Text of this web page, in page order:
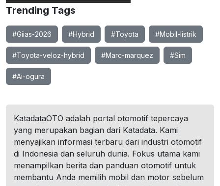
Trending Tags
#Giias-2026 #Hybrid #Toyota #Mobil-listrik
#Toyota-veloz-hybrid #Marc-marquez #Sim
#Ai-ogura
KatadataOTO adalah portal otomotif tepercaya
yang merupakan bagian dari Katadata. Kami
menyajikan informasi terbaru dari industri otomotif
di Indonesia dan seluruh dunia. Fokus utama kami
menampilkan berita dan panduan otomotif untuk
membantu Anda memilih mobil dan motor sebelum